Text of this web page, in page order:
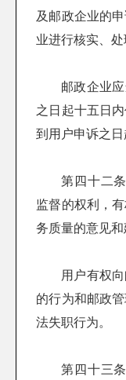
及邮政企业的
业进行核实、处
邮政企业
之日起十五日
到用户申诉之日
第四十二
监督的权利，
务质量的意见和
用户有权
的行为和邮政
法失职行为。
第四十三